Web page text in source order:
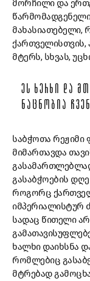
მორჩილი და
მახასიათებელი,
ქართველისთვის,
მტერს, სხვას,
ᲔᲡ ᲮᲔᲠᲮᲘ ᲓᲐ
ᲜᲐᲪᲜᲝᲑᲘᲐ
საბჭოთა რეჟიმი
მიმართავდა
გასაბჭოების
როგორც
იმპერიალისტურ
სადაც წითელი
ხალხი დაიხსნა
რომლებიც
მტრებად